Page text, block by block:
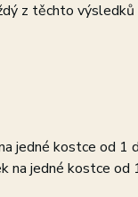
z těchto
jedné kostce od 1
na jedné kostce od